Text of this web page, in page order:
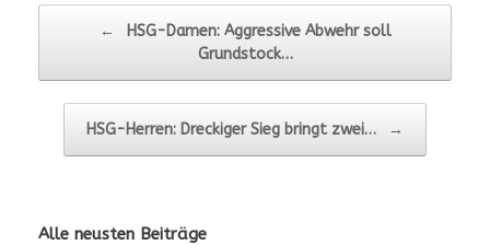
←
HSG-Damen: Aggressive Abwehr soll
Grundstock…
HSG-Herren: Dreckiger Sieg bringt zwei… →
Alle neusten Beiträge